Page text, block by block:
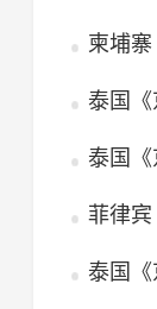
柬埔
泰国
泰国
菲律
泰国